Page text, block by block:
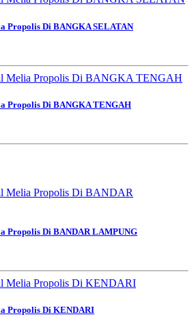
Propolis Di BANGKA SELATAN
Propolis Di BANGKA TENGAH
Propolis Di BANDAR LAMPUNG
Propolis Di KENDARI